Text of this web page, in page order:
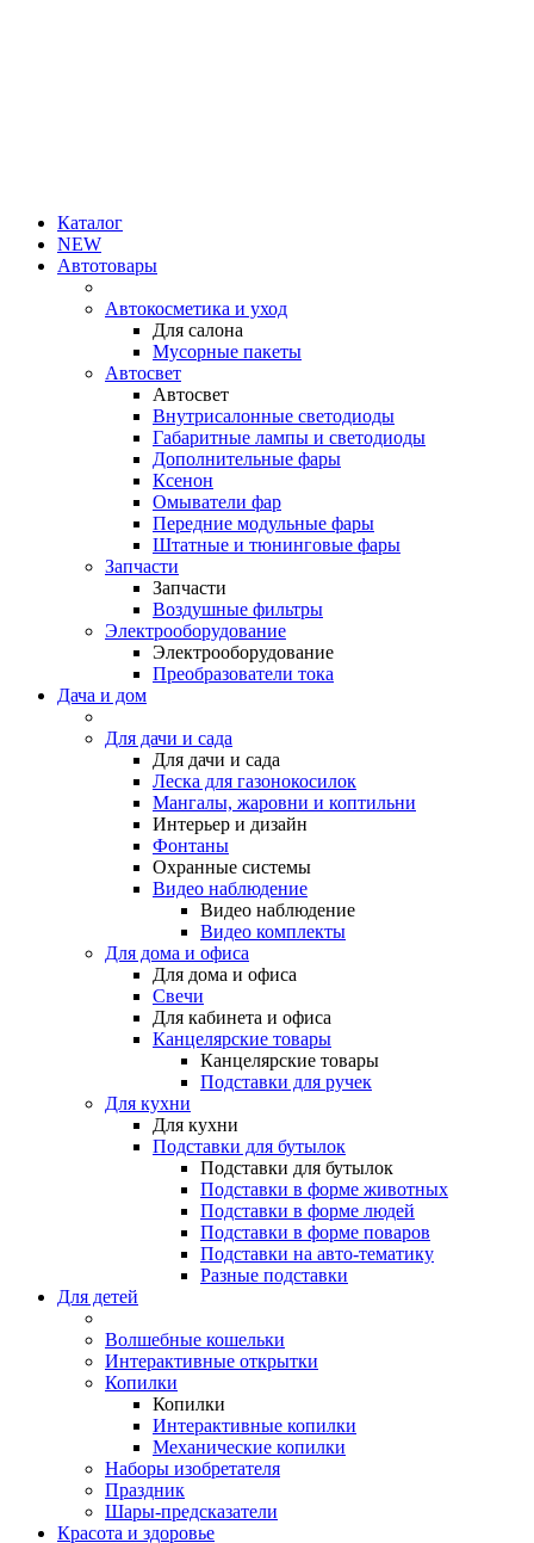
Каталог
NEW
Автотовары
Автокосметика и уход
Для салона
Мусорные пакеты
Автосвет
Автосвет
Внутрисалонные светодиоды
Габаритные лампы и светодиоды
Дополнительные фары
Ксенон
Омыватели фар
Передние модульные фары
Штатные и тюнинговые фары
Запчасти
Запчасти
Воздушные фильтры
Электрооборудование
Электрооборудование
Преобразователи тока
Дача и дом
Для дачи и сада
Для дачи и сада
Леска для газонокосилок
Мангалы, жаровни и коптильни
Интерьер и дизайн
Фонтаны
Охранные системы
Видео наблюдение
Видео наблюдение
Видео комплекты
Для дома и офиса
Для дома и офиса
Свечи
Для кабинета и офиса
Канцелярские товары
Канцелярские товары
Подставки для ручек
Для кухни
Для кухни
Подставки для бутылок
Подставки для бутылок
Подставки в форме животных
Подставки в форме людей
Подставки в форме поваров
Подставки на авто-тематику
Разные подставки
Для детей
Волшебные кошельки
Интерактивные открытки
Копилки
Копилки
Интерактивные копилки
Механические копилки
Наборы изобретателя
Праздник
Шары-предсказатели
Красота и здоровье